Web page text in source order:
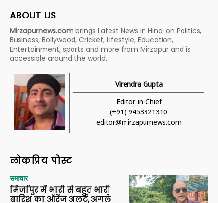
ABOUT US
Mirzapurnews.com brings Latest News in Hindi on Politics,
Business, Bollywood, Cricket, Lifestyle, Education,
Entertainment, sports and more from Mirzapur and is
accessible around the world.
Virendra Gupta
Editor-in-Chief
(+91) 9453821310
editor@mirzapurnews.com
लोकप्रिय पोस्ट
समाचार
मिर्जापुर में भारी से बहुत भारी
बारिश का ऑरेंज अलर्ट, अगले